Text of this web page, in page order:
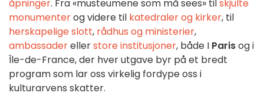
åpninger. Fra «musteumene som må sees» tilskjulte
monumenterog videre til katedraler og kirker, til
herskapelige slott, rådhus og ministerier,
ambassaderellerstore institusjoner, både I Parisog i
Île-de-France, der hver utgave byr på et bredt
program som lar oss virkelig fordype oss i
kulturarvens skatter.